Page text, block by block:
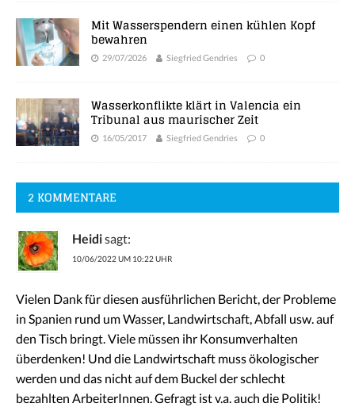
Mit Wasserspendern einen kühlen Kopf
bewahren
29/07/2026 Siegfried Gendries 0
Wasserkonflikte klärt in Valencia ein
Tribunal aus maurischer Zeit
16/05/2017 Siegfried Gendries 0
2 KOMMENTARE
Heidisagt:
10/06/2022 UM 10:22 UHR
Vielen Dank für diesen ausführlichen Bericht, der Probleme
in Spanien rund um Wasser, Landwirtschaft, Abfall usw. auf
den Tisch bringt. Viele müssen ihr Konsumverhalten
überdenken! Und die Landwirtschaft muss ökologischer
werden und das nicht auf dem Buckel der schlecht
bezahlten ArbeiterInnen. Gefragt ist v.a. auch die Politik!